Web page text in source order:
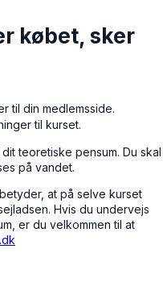
købet, sker
til din medlemsside.
til kurset.
teoretiske pensum. Du skal
på vandet.
at på selve kurset
Hvis du undervejs
er du velkommen til at